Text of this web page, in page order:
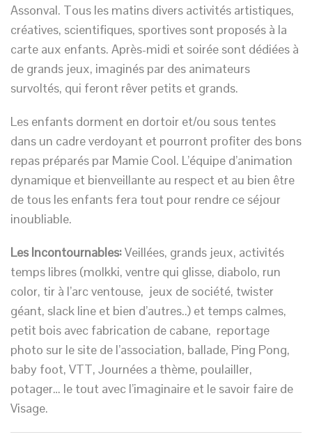
Assonval. Tous les matins divers activités artistiques,
créatives, scientifiques, sportives sont proposés à la
carte aux enfants. Après-midi et soirée sont dédiées à
de grands jeux, imaginés par des animateurs
survoltés, qui feront rêver petits et grands.
Les enfants dorment en dortoir et/ou sous tentes
dans un cadre verdoyant et pourront profiter des bons
repas préparés par Mamie Cool. L’équipe d’animation
dynamique et bienveillante au respect et au bien être
de tous les enfants fera tout pour rendre ce séjour
inoubliable.
Les Incontournables:Veillées, grands jeux, activités
temps libres (molkki, ventre qui glisse, diabolo, run
color, tir à l’arc ventouse, jeux de société, twister
géant, slack line et bien d’autres..) et temps calmes,
petit bois avec fabrication de cabane, reportage
photo sur le site de l’association, ballade, Ping Pong,
baby foot, VTT, Journées a thème, poulailler,
potager… le tout avec l’imaginaire et le savoir faire de
Visage.